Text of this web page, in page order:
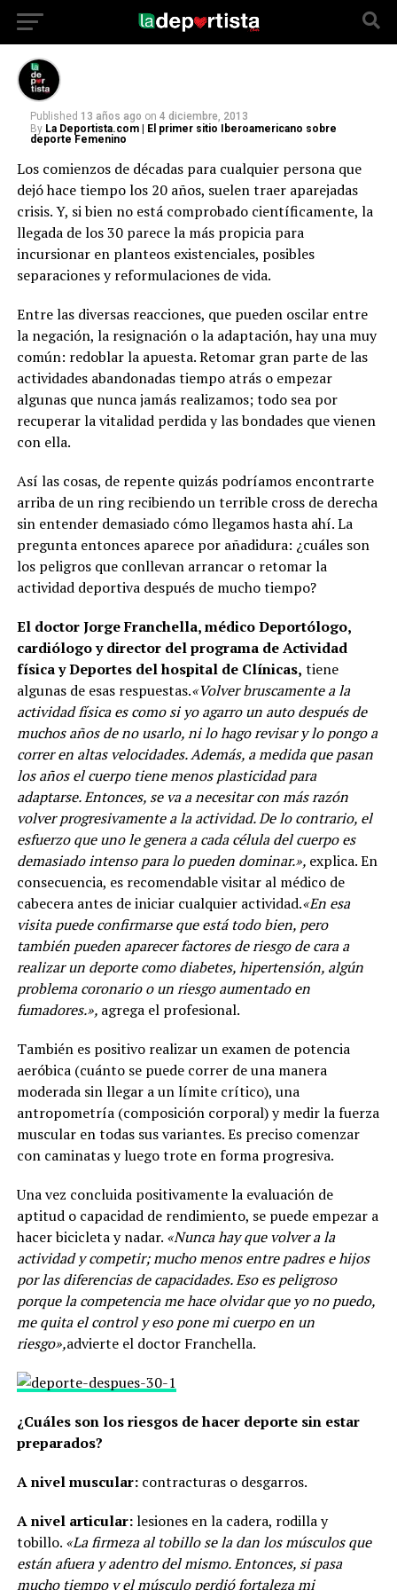
menos en el bolsillo
Published 13 años ago on 4 diciembre, 2013
By La Deportista.com | El primer sitio Iberoamericano sobre
deporte Femenino
Los comienzos de décadas para cualquier persona que
dejó hace tiempo los 20 años, suelen traer aparejadas
crisis. Y, si bien no está comprobado científicamente, la
llegada de los 30 parece la más propicia para
incursionar en planteos existenciales, posibles
separaciones y reformulaciones de vida.
Entre las diversas reacciones, que pueden oscilar entre
la negación, la resignación o la adaptación, hay una muy
común: redoblar la apuesta. Retomar gran parte de las
actividades abandonadas tiempo atrás o empezar
algunas que nunca jamás realizamos; todo sea por
recuperar la vitalidad perdida y las bondades que vienen
con ella.
Así las cosas, de repente quizás podríamos encontrarte
arriba de un ring recibiendo un terrible cross de derecha
sin entender demasiado cómo llegamos hasta ahí. La
pregunta entonces aparece por añadidura: ¿cuáles son
los peligros que conllevan arrancar o retomar la
actividad deportiva después de mucho tiempo?
El doctor Jorge Franchella, médico Deportólogo,
cardiólogo y director del programa de Actividad
física y Deportes del hospital de Clínicas, tiene
algunas de esas respuestas.«Volver bruscamente a la
actividad física es como si yo agarro un auto después de
muchos años de no usarlo, ni lo hago revisar y lo pongo a
correr en altas velocidades. Además, a medida que pasan
los años el cuerpo tiene menos plasticidad para
adaptarse. Entonces, se va a necesitar con más razón
volver progresivamente a la actividad. De lo contrario, el
esfuerzo que uno le genera a cada célula del cuerpo es
demasiado intenso para lo pueden dominar.», explica. En
consecuencia, es recomendable visitar al médico de
cabecera antes de iniciar cualquier actividad.«En esa
visita puede confirmarse que está todo bien, pero
también pueden aparecer factores de riesgo de cara a
realizar un deporte como diabetes, hipertensión, algún
problema coronario o un riesgo aumentado en
fumadores.», agrega el profesional.
También es positivo realizar un examen de potencia
aeróbica (cuánto se puede correr de una manera
moderada sin llegar a un límite crítico), una
antropometría (composición corporal) y medir la fuerza
muscular en todas sus variantes. Es preciso comenzar
con caminatas y luego trote en forma progresiva.
Una vez concluida positivamente la evaluación de
aptitud o capacidad de rendimiento, se puede empezar a
hacer bicicleta y nadar. «Nunca hay que volver a la
actividad y competir; mucho menos entre padres e hijos
por las diferencias de capacidades. Eso es peligroso
porque la competencia me hace olvidar que yo no puedo,
me quita el control y eso pone mi cuerpo en un
riesgo»,advierte el doctor Franchella.
¿Cuáles son los riesgos de hacer deporte sin estar
preparados?
A nivel muscular:contracturas o desgarros.
A nivel articular:lesiones en la cadera, rodilla y
tobillo. «La firmeza al tobillo se la dan los músculos que
están afuera y adentro del mismo. Entonces, si pasa
mucho tiempo y el músculo perdió fortaleza mi